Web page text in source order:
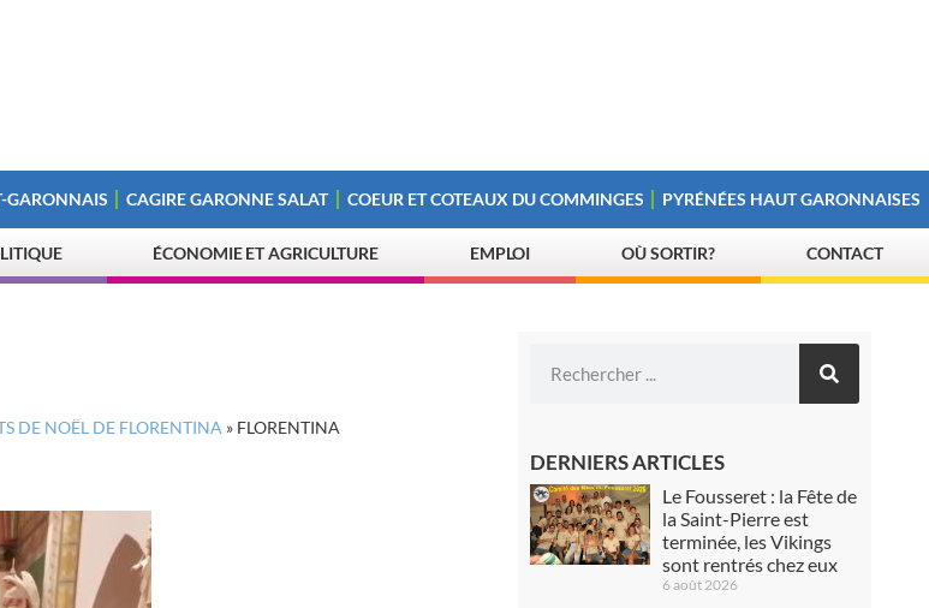
GARONNAIS CAGIRE GARONNE SALAT COEUR ET COTEAUX DU COMMINGES PYRÉNÉES HAUT GARONNAISES
ÉCONOMIE ET AGRICULTURE EMPLOI OÙ SORTIR? CONTACT
DE NOËL DE FLORENTINA » FLORENTINA
DERNIERS ARTICLES
Le Fousseret : la Fête de
la Saint-Pierre est
terminée, les Vikings
sont rentrés chez eux
6 août 2026